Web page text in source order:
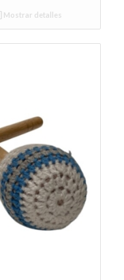
Mostrar detalles